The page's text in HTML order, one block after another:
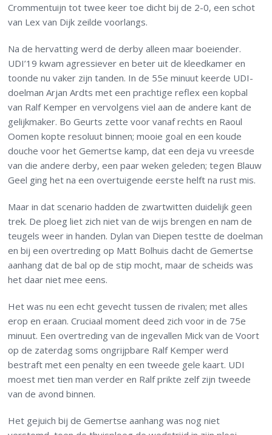
Crommentuijn tot twee keer toe dicht bij de 2-0, een schot
van Lex van Dijk zeilde voorlangs.
Na de hervatting werd de derby alleen maar boeiender.
UDI’19 kwam agressiever en beter uit de kleedkamer en
toonde nu vaker zijn tanden. In de 55e minuut keerde UDI-
doelman Arjan Ardts met een prachtige reflex een kopbal
van Ralf Kemper en vervolgens viel aan de andere kant de
gelijkmaker. Bo Geurts zette voor vanaf rechts en Raoul
Oomen kopte resoluut binnen; mooie goal en een koude
douche voor het Gemertse kamp, dat een deja vu vreesde
van die andere derby, een paar weken geleden; tegen Blauw
Geel ging het na een overtuigende eerste helft na rust mis.
Maar in dat scenario hadden de zwartwitten duidelijk geen
trek. De ploeg liet zich niet van de wijs brengen en nam de
teugels weer in handen. Dylan van Diepen testte de doelman
en bij een overtreding op Matt Bolhuis dacht de Gemertse
aanhang dat de bal op de stip mocht, maar de scheids was
het daar niet mee eens.
Het was nu een echt gevecht tussen de rivalen; met alles
erop en eraan. Cruciaal moment deed zich voor in de 75e
minuut. Een overtreding van de ingevallen Mick van de Voort
op de zaterdag soms ongrijpbare Ralf Kemper werd
bestraft met een penalty en een tweede gele kaart. UDI
moest met tien man verder en Ralf prikte zelf zijn tweede
van de avond binnen.
Het gejuich bij de Gemertse aanhang was nog niet